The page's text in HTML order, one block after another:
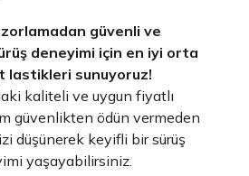
güvenli ve
deneyimi için en iyi orta
lastikleri sunuyoruz!
kaliteli ve uygun fiyatlı
güvenlikten ödün vermeden
düşünerek keyifli bir sürüş
yaşayabilirsiniz.